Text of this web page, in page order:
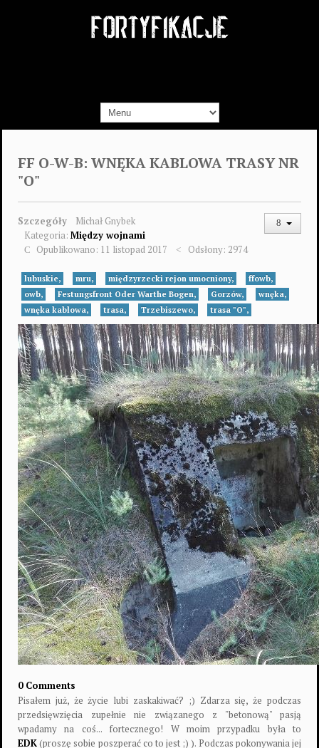
FF O-W-B: WNĘKA KABLOWA TRASY NR
"O"
Szczegóły
Michał Gnybek
Kategoria: Między wojnami
Opublikowano: 11 listopad 2017
Odsłony: 2974
lubuskie, mru, międzyrzecki rejon umocniony,
ffowb,
owb,
Festungsfront Oder Warthe Bogen, Gorzów,
wnęka,
wnęka kablowa,
trasa, Trzebiszewo, trasa "O",
0 Comments
Pisałem już, że życie lubi zaskakiwać? ;) Zdarza się, że podczas
przedsięwzięcia zupełnie nie związanego z "betonową" pasją
wpadamy na coś... fortecznego! W moim przypadku była to
EDK(proszę sobie poszperać co to jest ;) ). Podczas pokonywania jej